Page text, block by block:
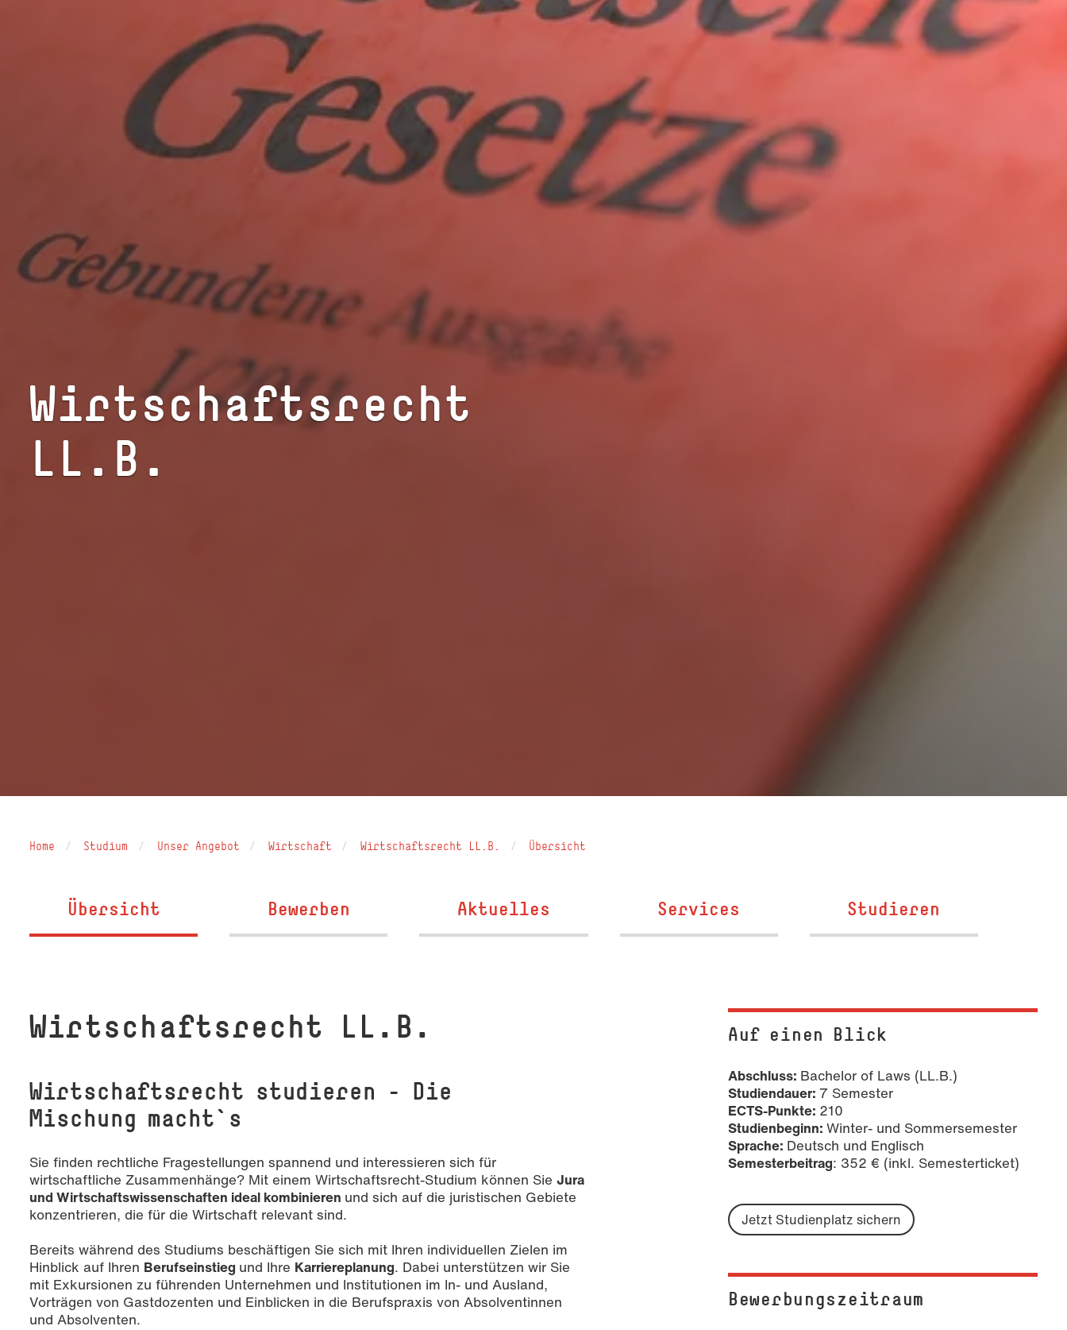
Wirtschaftsrecht
LL.B.
Home Studium Unser Angebot Wirtschaft Wirtschaftsrecht LL.B. Übersicht
Übersicht Bewerben Aktuelles Services Studieren
Wirtschaftsrecht LL.B.
Wirtschaftsrecht studieren – Die
Mischung macht`s
Sie finden rechtliche Fragestellungen spannend und interessieren sich für
wirtschaftliche Zusammenhänge? Mit einem Wirtschaftsrecht-Studium können Sie Jura
und Wirtschaftswissenschaften ideal kombinieren und sich auf die juristischen Gebiete
konzentrieren, die für die Wirtschaft relevant sind.
Bereits während des Studiums beschäftigen Sie sich mit Ihren individuellen Zielen im
Hinblick auf Ihren Berufseinstieg und Ihre Karriereplanung. Dabei unterstützen wir Sie
mit Exkursionen zu führenden Unternehmen und Institutionen im In- und Ausland,
Vorträgen von Gastdozenten und Einblicken in die Berufspraxis von Absolventinnen
und Absolventen.
Auf einen Blick
Abschluss: Bachelor of Laws (LL.B.)
Studiendauer: 7 Semester
ECTS-Punkte: 210
Studienbeginn: Winter- und Sommersemester
Sprache: Deutsch und Englisch
Semesterbeitrag: 352 € (inkl. Semesterticket)
Jetzt Studienplatz sichern
Bewerbungszeitraum